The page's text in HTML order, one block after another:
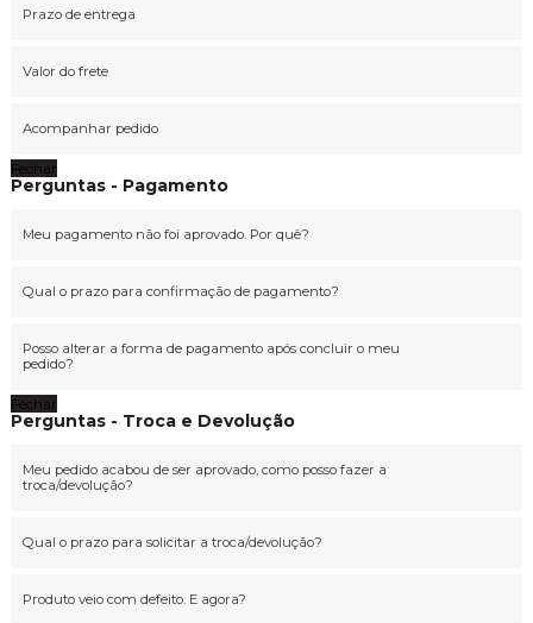
Prazo de entrega
Valor do frete
Acompanhar pedido
Fechar
Perguntas - Pagamento
Meu pagamento não foi aprovado. Por quê?
Qual o prazo para confirmação de pagamento?
Posso alterar a forma de pagamento após concluir o meu
pedido?
Fechar
Perguntas - Troca e Devolução
Meu pedido acabou de ser aprovado, como posso fazer a
troca/devolução?
Qual o prazo para solicitar a troca/devolução?
Produto veio com defeito. E agora?